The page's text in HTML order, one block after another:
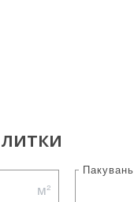
м²
Пакувань